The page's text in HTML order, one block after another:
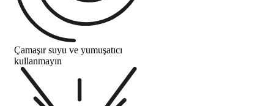
Çamaşır suyu ve yumuşatıcı
kullanmayın